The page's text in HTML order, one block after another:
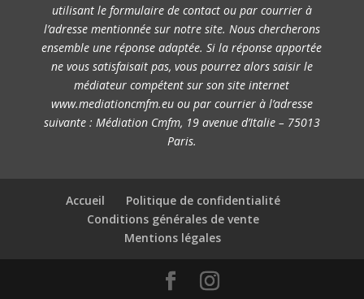
utilisant le formulaire de contact ou par courrier à
l’adresse mentionnée sur notre site. Nous chercherons
ensemble une réponse adaptée. Si la réponse apportée
ne vous satisfaisait pas, vous pourrez alors saisir le
médiateur compétent sur son site internet
www.mediationcmfm.euou par courrier à l’adresse
suivante : Médiation Cmfm, 19 avenue d’Italie – 75013
Paris.
Accueil
Politique de confidentialité
Conditions générales de vente
Mentions légales